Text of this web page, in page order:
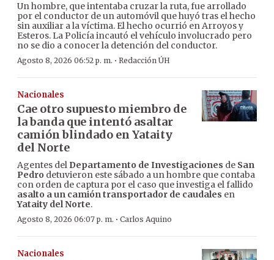
Un hombre, que intentaba cruzar la ruta, fue arrollado
por el conductor de un automóvil que huyó tras el hecho
sin auxiliar a la víctima. El hecho ocurrió en Arroyos y
Esteros. La Policía incautó el vehículo involucrado pero
no se dio a conocer la detención del conductor.
Agosto 8, 2026 06:52 p. m. · Redacción ÚH
Nacionales
Cae otro supuesto miembro de
la banda que intentó asaltar
camión blindado en Yataity
del Norte
Agentes del Departamento de Investigaciones de San
Pedro detuvieron este sábado a un hombre que contaba
con orden de captura por el caso que investiga el fallido
asalto a un camión transportador de caudales en
Yataity del Norte.
Agosto 8, 2026 06:07 p. m. · Carlos Aquino
Nacionales